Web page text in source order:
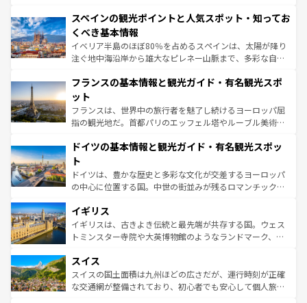
ろん、トスカーナの美しい田園風景やアマルフィ海岸の絶
景など、自然景観も見逃せない。観光の合間には、本場の
ピザやパスタなど、絶品のイタリア料理を堪能することも
できる。朝目覚めてから夜眠るまで、すべての瞬間を楽し
なお、新着のイタリア情報はコンテンツ一覧を参照してほ
しい。
スペインの観光ポイントと人気スポット・知ってお
くべき基本情報
イベリア半島のほぼ80％を占めるスペインは、太陽が降り
注ぐ地中海沿岸から雄大なピレネー山脈まで、多彩な自然
文化が根付くこの国では、情熱的なフラメンコ、熱気あふ
れる闘牛、そして美味しいタパスが生活の一部となってい
る。首都マドリードの洗練された雰囲気や、バルセロナの
アートに溢れた街角から、地方では古代ローマ遺跡や中世
せる。地方によって風土や気候が異なるスペインはその個
ンテンツ一覧 を参照してほしい。
フランスの基本情報と観光ガイド・有名観光スポ
ット
フランスは、世界中の旅行者を魅了し続けるヨーロッパ屈
指の観光地だ。首都パリのエッフェル塔やルーブル美術館
で、幅広い魅力が詰まっている。華麗な宮殿、歴史的な大
聖堂、美しいビーチ、そして豊かな自然が、訪れる者を心
から魅了する。また、フランスは美食の国としても知ら
れ、フランス料理はユネスコ無形文化遺産にも登録されて
香り高いラベンダー畑など、多彩な楽しみ方が可能だ。さ
らに、パリ以外の地域にも魅力が溢れており、どの街角に
も豊かな歴史と文化が息づいている。パリ以外の個性あふ
を参照してほしい。
ドイツの基本情報と観光ガイド・有名観光スポッ
ト
ドイツは、豊かな歴史と多彩な文化が交差するヨーロッパ
の中心に位置する国。中世の街並みが残るロマンチック街
顔を持つこの国は、どこを歩いても飽きることがない。ベ
ルリンの文化的活気、バイエルン州のアルプスの絶景、そ
してライン川沿いのワイン畑といった風景は必見。ビール
は、お酒好きな人にはぜひ体験してほしい。 なお、新着の
ドイツ情報はコンテンツ一覧を参照してほしい。
イギリス
イギリスは、古きよき伝統と最先端が共存する国。ウェス
トミンスター寺院や大英博物館のようなランドマーク、歴
リアごとに異なる魅力がある。また、優雅なアフタヌーン
ティー、ビール好きにはたまらない英国パブ、サッカー観
戦など、本場だからこそできる体験も豊富。イギリスを旅
スイス
スイスの国土面積は九州ほどの広さだが、運行時刻が正確
な交通網が整備されており、初心者でも安心して個人旅行